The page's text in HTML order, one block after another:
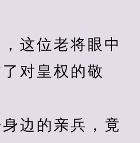
位老将眼中
对皇权的敬
边的亲兵，竟